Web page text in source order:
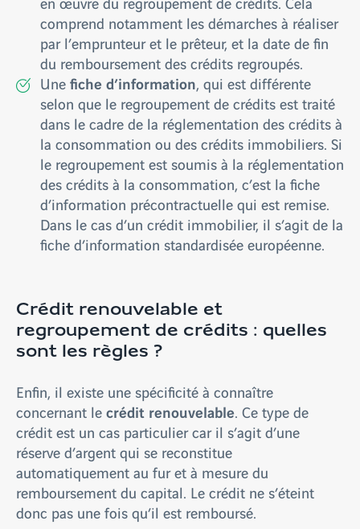
comprend notamment les démarches à réaliser
par l’emprunteur et le prêteur, et la date de fin
du remboursement des crédits regroupés.
Unefiche d’information, qui est différente
selon que le regroupement de crédits est traité
dans le cadre de la réglementation des crédits à
la consommation ou des crédits immobiliers. Si
le regroupement est soumis à la réglementation
des crédits à la consommation, c’est la fiche
d’information précontractuelle qui est remise.
Dans le cas d’un crédit immobilier, il s’agit de la
fiche d’information standardisée européenne.
Crédit renouvelable et
regroupement de crédits : quelles
sont les règles ?
Enfin, il existe une spécificité à connaître
concernant lecrédit renouvelable. Ce type de
crédit est un cas particulier car il s’agit d’une
réserve d’argent qui se reconstitue
automatiquement au fur et à mesure du
remboursement du capital. Le crédit ne s’éteint
donc pas une fois qu’il est remboursé.